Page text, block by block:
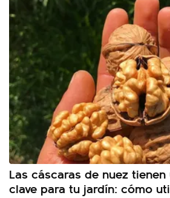
Las cáscaras de nuez
clave para tu jardín: cómo